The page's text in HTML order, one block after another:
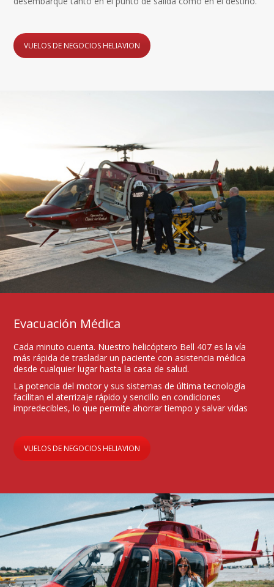
VUELOS DE NEGOCIOS HELIAVION
Evacuación Médica
Cada minuto cuenta. Nuestro helicóptero Bell 407 es la vía
más rápida de trasladar un paciente con asistencia médica
desde cualquier lugar hasta la casa de salud.
La potencia del motor y sus sistemas de última tecnología
facilitan el aterrizaje rápido y sencillo en condiciones
impredecibles, lo que permite ahorrar tiempo y salvar vidas
VUELOS DE NEGOCIOS HELIAVION